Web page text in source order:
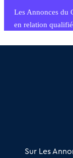
Les Annonces du
en relation
commercial et
Offres Pro
Actualités
Sur Les